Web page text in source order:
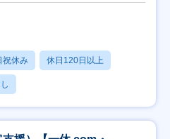
祝休み 休日120日以上